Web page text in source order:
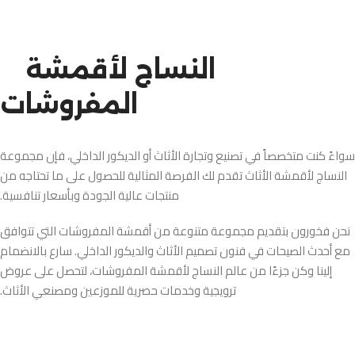
النساج لأقمشة
المفروشات
سواءً كنت متخصصاً في تصنيع وتجارة الأثاث أو الديكور الداخلي، فإن مجموعة
النساج لأقمشة الأثاث تقدم لك الفرصة المثالية للحصول على ما تحتاجه من
منتجات عالية الجودة وبأسعار تنافسية.
نحن فخورون بتقديم مجموعة متنوعة من أقمشة المفروشات التي تتوافق
مع أحدث الصيحات في فنون تصميم الأثاث والديكور الداخلي. سارع بالانضمام
إلينا وكن جزءًا من عالم النساج لأقمشة المفروشات، لتحصل على عروض
ترويجية وخدمات حصرية للموزعين ومصنعي الأثاث.